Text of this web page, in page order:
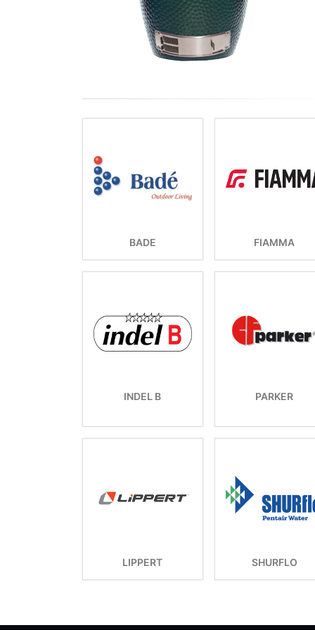
BADE FIAMMA
INDEL B PARKER
LIPPERT SHURFLO